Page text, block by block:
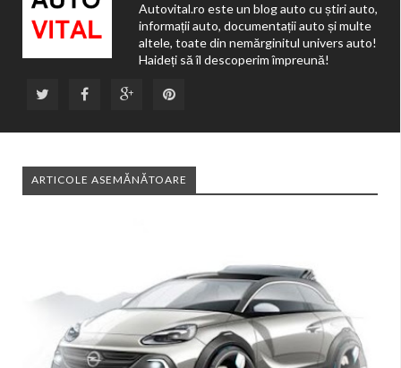
Autovital.ro este un blog auto cu știri auto,
informații auto, documentații auto și multe
altele, toate din nemărginitul univers auto!
Haideți să îl descoperim împreună!
ARTICOLE ASEMĂNĂTOARE